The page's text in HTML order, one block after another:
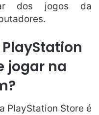
dos jogos da
jogar na
PlayStation Store é